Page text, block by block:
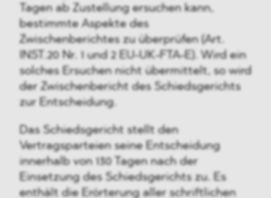
Tagen ab Zustellung ersuchen kann,
bestimmte Aspekte des
Zwischenberichtes zu überprüfen (Art.
INST.20 Nr. 1 und 2 EU-UK-FTA-E). Wird ein
solches Ersuchen nicht übermittelt, so wird
der Zwischenbericht des Schiedsgerichts
zur Entscheidung.
Das Schiedsgericht stellt den
Vertragsparteien seine Entscheidung
innerhalb von 130 Tagen nach der
Einsetzung des Schiedsgerichts zu. Es
enthält die Erörterung aller schriftlichen